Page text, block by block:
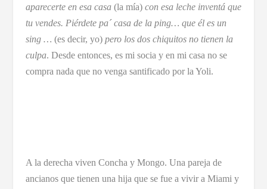
aparecerte en esa casa (la mía)con esa leche inventá que
tu vendes. Piérdete pa´ casa de la ping… que él es un
sing … (es decir, yo) pero los dos chiquitos no tienen la
culpa. Desde entonces, es mi socia y en mi casa no se
compra nada que no venga santificado por la Yoli.
A la derecha viven Concha y Mongo. Una pareja de
ancianos que tienen una hija que se fue a vivir a Miami y